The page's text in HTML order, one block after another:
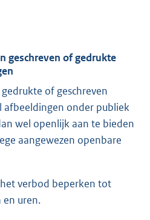
geschreven of gedrukte
of geschreven
afbeeldingen onder publiek
wel openlijk aan te bieden
aangewezen openbare
verbod beperken tot
en uren.